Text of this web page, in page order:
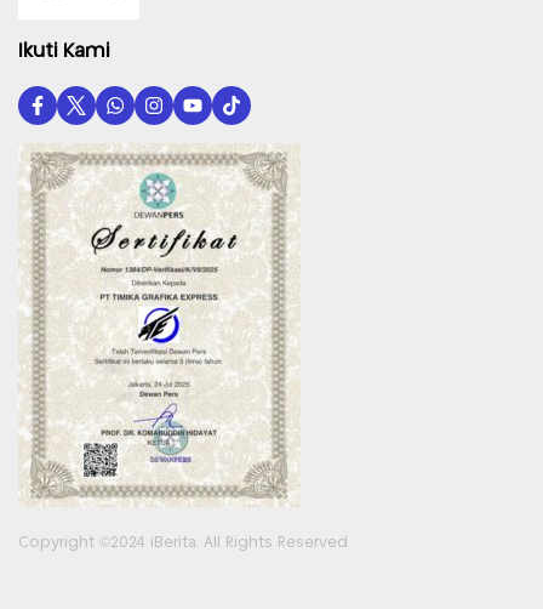
Ikuti Kami
Copyright ©2024 iBerita. All Rights Reserved